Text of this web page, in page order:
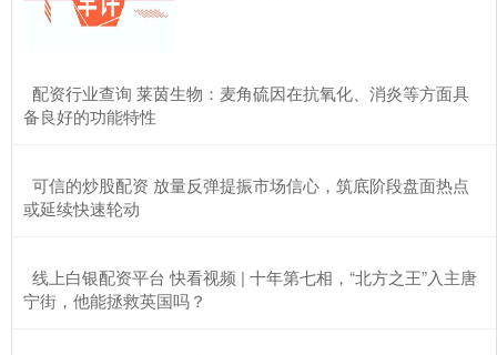
​配资行业查询 莱茵生物：麦角硫因在抗氧化、消炎等方面具
备良好的功能特性
​可信的炒股配资 放量反弹提振市场信心，筑底阶段盘面热点
或延续快速轮动
​线上白银配资平台 快看视频 | 十年第七相，“北方之王”入主唐
宁街，他能拯救英国吗？